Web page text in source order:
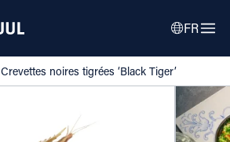
FR
Crevettes noires tigrées ‘Black Tiger’